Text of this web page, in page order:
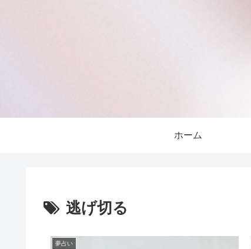
ホーム
逃げ切る
夢占い